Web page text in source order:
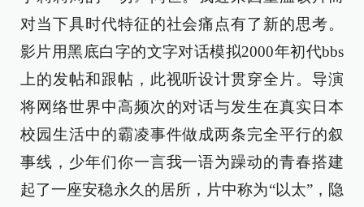
对当下具时代特征的社会痛点有了新的思考。
影片用黑底白字的文字对话模拟2000年初代bbs
上的发帖和跟帖，此视听设计贯穿全片。导演
将网络世界中高频次的对话与发生在真实日本
校园生活中的霸凌事件做成两条完全平行的叙
事线，少年们你一言我一语为躁动的青春搭建
起了一座安稳永久的居所，片中称为“以太”，隐